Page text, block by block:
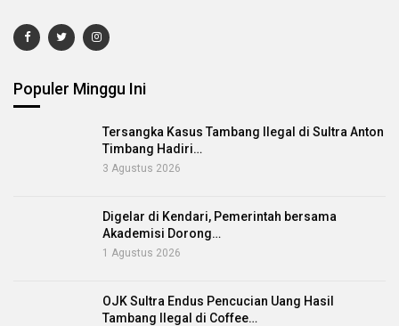
Populer Minggu Ini
Tersangka Kasus Tambang Ilegal di Sultra Anton
Timbang Hadiri…
3 Agustus 2026
Digelar di Kendari, Pemerintah bersama
Akademisi Dorong…
1 Agustus 2026
OJK Sultra Endus Pencucian Uang Hasil
Tambang Ilegal di Coffee…